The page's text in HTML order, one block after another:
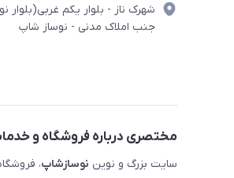
شهرک ناز - بلوار یکم غربی(بلوار
جنب املاک مدنی - نوساز شاپ
مختصری درباره فروشگاه و
سایت بزرگ و نوین نوسازشاپ،